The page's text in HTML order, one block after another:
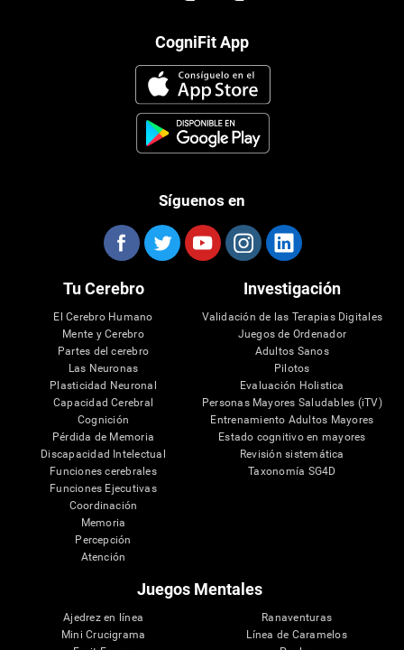
CogniFit App
Síguenos en
Tu Cerebro
El Cerebro Humano
Mente y Cerebro
Partes del cerebro
Las Neuronas
Plasticidad Neuronal
Capacidad Cerebral
Cognición
Pérdida de Memoria
Discapacidad Intelectual
Funciones cerebrales
Funciones Ejecutivas
Coordinación
Memoria
Percepción
Atención
Investigación
Validación de las Terapias Digitales
Juegos de Ordenador
Adultos Sanos
Pilotos
Evaluación Holistica
Personas Mayores Saludables (iTV)
Entrenamiento Adultos Mayores
Estado cognitivo en mayores
Revisión sistemática
Taxonomía SG4D
Juegos Mentales
Ajedrez en línea
Mini Crucigrama
Ranaventuras
Línea de Caramelos